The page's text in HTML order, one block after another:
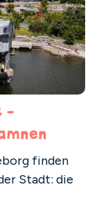
-
finden
Stadt: die